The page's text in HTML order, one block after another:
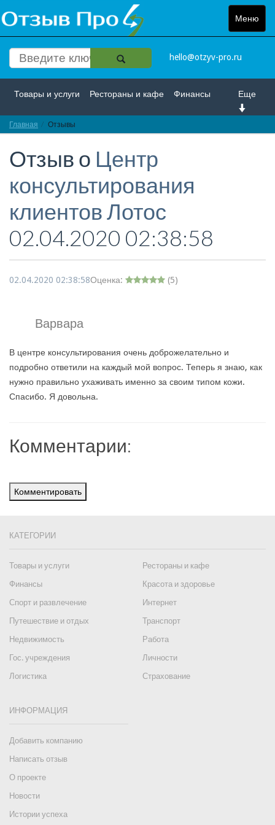
Меню
Toggle
hello@otzyv-pro.ru
Еще
Товары и услуги Рестораны и кафе Финансы
Красота и здоровье
Интернет Путешествие и отдых
Недвижимость Работа Гос. учреждения
Личности Логистика Страхование
Главная Отзывы
Отзыв о Центр
консультирования
клиентов Лотос
02.04.2020 02:38:58
02.04.2020 02:38:58Оценка: (5)
Варвара
В центре консультирования очень доброжелательно и
подробно ответили на каждый мой вопрос. Теперь я знаю, как
нужно правильно ухаживать именно за своим типом кожи.
Спасибо. Я довольна.
Комментарии:
Комментировать
КАТЕГОРИИ
Товары и услуги
Рестораны и кафе
Финансы
Красота и здоровье
Спорт и развлечение
Интернет
Путешествие и отдых
Транспорт
Недвижимость
Работа
Гос. учреждения
Личности
Логистика
Страхование
ИНФОРМАЦИЯ
Добавить компанию
Написать отзыв
О проекте
Новости
Истории успеха